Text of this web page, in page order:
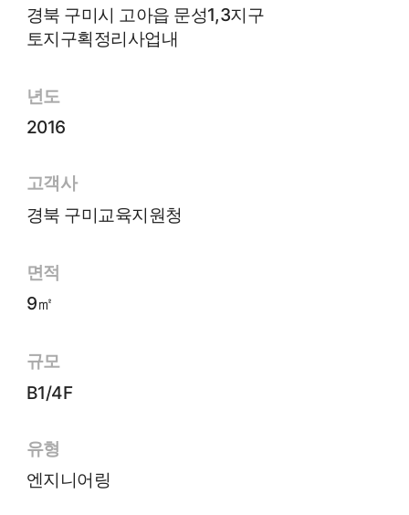
경북 구미시 고아읍 문성1,3지구
토지구획정리사업내
년도
2016
고객사
경북 구미교육지원청
면적
9㎡
규모
B1/4F
유형
엔지니어링